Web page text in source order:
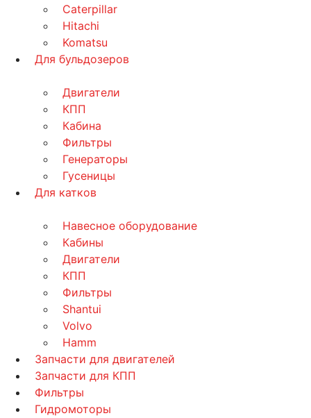
Caterpillar
Hitachi
Komatsu
Для бульдозеров
Двигатели
КПП
Кабина
Фильтры
Генераторы
Гусеницы
Для катков
Навесное оборудование
Кабины
Двигатели
КПП
Фильтры
Shantui
Volvo
Hamm
Запчасти для двигателей
Запчасти для КПП
Фильтры
Гидромоторы